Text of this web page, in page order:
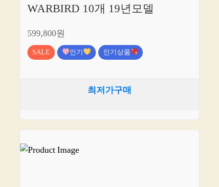
WARBIRD 10개 19년모델
599,800원
SALE 인기 인기상품
최저가구매